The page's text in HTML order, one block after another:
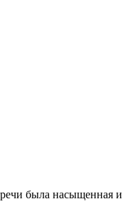
была насыщенная и